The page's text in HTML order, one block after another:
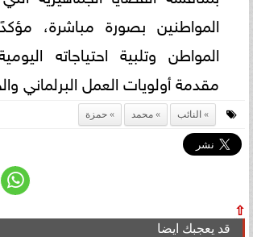
المواطنين بصورة مباشرة،
المواطن وتلبية احتياجاته
مقدمة أولويات العمل البرلماني
النائب محمد حمزة
⇧
قد يعجبك ايضا